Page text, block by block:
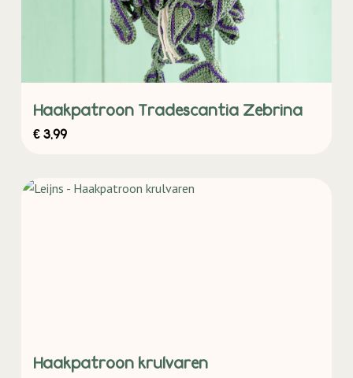
Haakpatroon Tradescantia Zebrina
€3,99
Haakpatroon krulvaren